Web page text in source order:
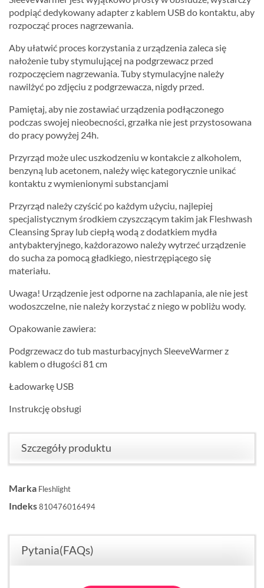
podpiąć dedykowany adapter z kablem USB do kontaktu, aby
rozpocząć proces nagrzewania.
Aby ułatwić proces korzystania z urządzenia zaleca się
nałożenie tuby stymulującej na podgrzewacz przed
rozpoczęciem nagrzewania. Tuby stymulacyjne należy
nawilżyć po zdjęciu z podgrzewacza, nigdy przed.
Pamiętaj, aby nie zostawiać urządzenia podłączonego
podczas swojej nieobecności, grzałka nie jest przystosowana
do pracy powyżej 24h.
Przyrząd może ulec uszkodzeniu w kontakcie z alkoholem,
benzyną lub acetonem, należy więc kategorycznie unikać
kontaktu z wymienionymi substancjami
Przyrząd należy czyścić po każdym użyciu, najlepiej
specjalistycznym środkiem czyszczącym takim jak Fleshwash
Cleansing Spray lub ciepłą wodą z dodatkiem mydła
antybakteryjnego, każdorazowo należy wytrzeć urządzenie
do sucha za pomocą gładkiego, niestrzępiącego się
materiału.
Uwaga! Urządzenie jest odporne na zachlapania, ale nie jest
wodoszczelne, nie należy korzystać z niego w pobliżu wody.
Opakowanie zawiera:
Podgrzewacz do tub masturbacyjnych SleeveWarmer z
kablem o długości 81 cm
Ładowarkę USB
Instrukcję obsługi
Szczegóły produktu
Marka Fleshlight
Indeks810476016494
Pytania(FAQs)